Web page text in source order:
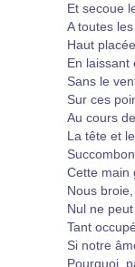
Et secoue
A toutes
Haut
En laissant
Sans le
Sur ces
Au cours
La tête et
Cette main
Nous
Nul ne
Tant
Si notre
Pourquoi,